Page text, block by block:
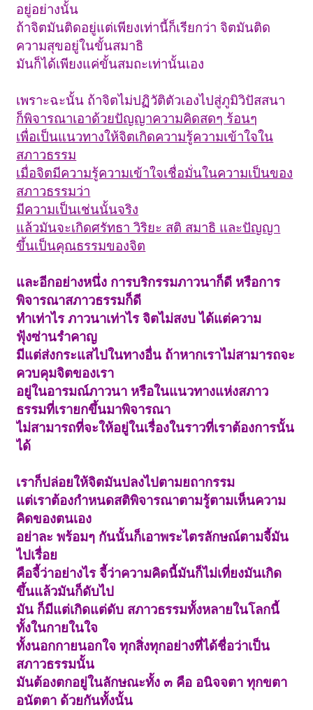
อยู่อย่างนั้น
ถ้าจิตมันติดอยู่แต่เพียงเท่านี้ก็เรียกว่า จิตมันติด
ความสุขอยู่ในขั้นสมาธิ
มันก็ได้เพียงแค่ขั้นสมถะเท่านั้นเอง
เพราะฉะนั้น ถ้าจิตไม่ปฏิวัติตัวเองไปสู่ภูมิวิปัสสนา
ก็พิจารณาเอาด้วยปัญญาความคิดสดๆ ร้อนๆ
เพื่อเป็นแนวทางให้จิตเกิดความรู้ความเข้าใจใน
สภาวธรรม
เมื่อจิตมีความรู้ความเข้าใจเชื่อมั่นในความเป็นของ
สภาวธรรมว่า
มีความเป็นเช่นนั้นจริง
แล้วมันจะเกิดศรัทธา วิริยะ สติ สมาธิ และปัญญา
ขึ้นเป็นคุณธรรมของจิต
และอีกอย่างหนึ่ง การบริกรรมภาวนาก็ดี หรือการ
พิจารณาสภาวธรรมก็ดี
ทำเท่าไร ภาวนาเท่าไร จิตไม่สงบ ได้แต่ความ
ฟุ้งซ่านรำคาญ
มีแต่ส่งกระแสไปในทางอื่น ถ้าหากเราไม่สามารถจะ
ควบคุมจิตของเรา
อยู่ในอารมณ์ภาวนา หรือในแนวทางแห่งสภาว
ธรรมที่เรายกขึ้นมาพิจารณา
ไม่สามารถที่จะให้อยู่ในเรื่องในราวที่เราต้องการนั้น
ได้
เราก็ปล่อยให้จิตมันปลงไปตามยถากรรม
แต่เราต้องกำหนดสติพิจารณาตามรู้ตามเห็นความ
คิดของตนเอง
อย่าละ พร้อมๆ กันนั้นก็เอาพระไตรลักษณ์ตามจี้มัน
ไปเรื่อย
คือจี้ว่าอย่างไร จี้ว่าความคิดนี้มันก็ไม่เที่ยงมันเกิด
ขึ้นแล้วมันก็ดับไป
มัน ก็มีแต่เกิดแต่ดับ สภาวธรรมทั้งหลายในโลกนี้
ทั้งในกายในใจ
ทั้งนอกกายนอกใจ ทุกสิ่งทุกอย่างที่ได้ชื่อว่าเป็น
สภาวธรรมนั้น
มันต้องตกอยู่ในลักษณะทั้ง ๓ คือ อนิจจตา ทุกขตา
อนัตตา ด้วยกันทั้งนั้น